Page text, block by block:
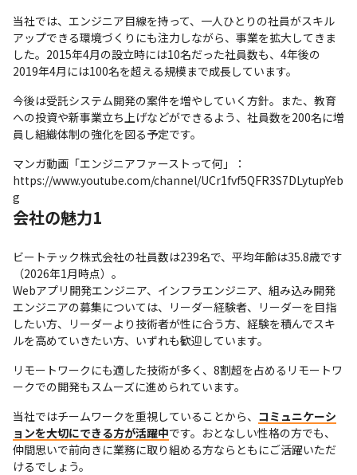
当社では、エンジニア目線を持って、一人ひとりの社員がスキル
アップできる環境づくりにも注力しながら、事業を拡大してきま
した。2015年4月の設立時には10名だった社員数も、4年後の
2019年4月には100名を超える規模まで成長しています。
今後は受託システム開発の案件を増やしていく方針。また、教育
への投資や新事業立ち上げなどができるよう、社員数を200名に増
員し組織体制の強化を図る予定です。
マンガ動画「エンジニアファーストって何」：
https://www.youtube.com/channel/UCr1fvf5QFR3S7DLytupYeb
g
会社の魅力1
ビートテック株式会社の社員数は239名で、平均年齢は35.8歳です
（2026年1月時点）。
Webアプリ開発エンジニア、インフラエンジニア、組み込み開発
エンジニアの募集については、リーダー経験者、リーダーを目指
したい方、リーダーより技術者が性に合う方、経験を積んでスキ
ルを高めていきたい方、いずれも歓迎しています。
リモートワークにも適した技術が多く、8割超を占めるリモートワ
ークでの開発もスムーズに進められています。
当社ではチームワークを重視していることから、 コミュニケーシ
ョンを大切にできる方が活躍中です。おとなしい性格の方でも、
仲間思いで前向きに業務に取り組める方ならともにご活躍いただ
けるでしょう。